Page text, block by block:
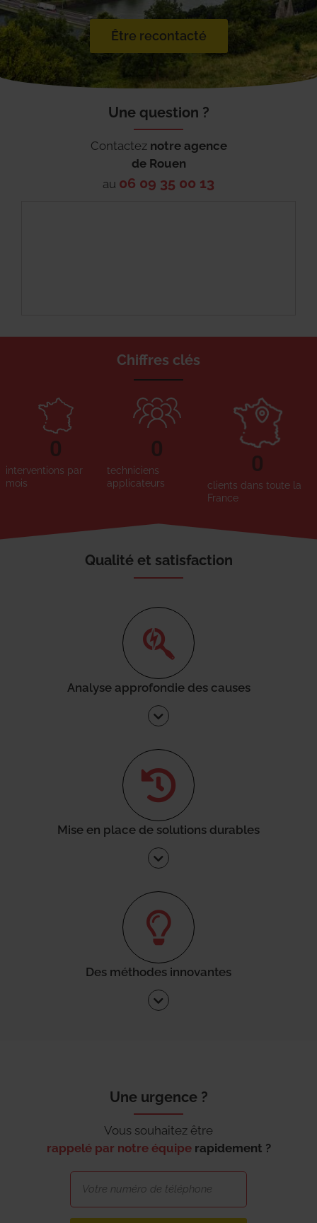
Être recontacté
Une question ?
Contactez notre agence
de Rouen
au 06 09 35 00 13
Chiffres clés
interventions par
mois
0
techniciens
applicateurs
0
clients dans toute la
France
0
Qualité et satisfaction
Analyse approfondie des causes
Mise en place de solutions durables
Des méthodes innovantes
Une urgence ?
Vous souhaitez être
rappelé par notre équipe rapidement ?